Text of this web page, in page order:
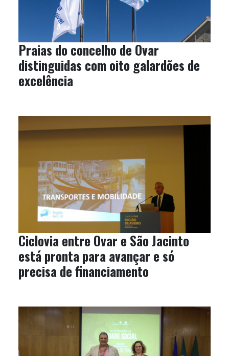
Praias do concelho de Ovar
distinguidas com oito galardões de
excelência
Ciclovia entre Ovar e São Jacinto
está pronta para avançar e só
precisa de financiamento